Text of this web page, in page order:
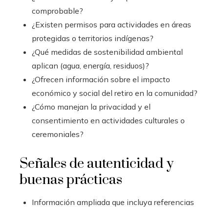
comprobable?
¿Existen permisos para actividades en áreas
protegidas o territorios indígenas?
¿Qué medidas de sostenibilidad ambiental
aplican (agua, energía, residuos)?
¿Ofrecen información sobre el impacto
económico y social del retiro en la comunidad?
¿Cómo manejan la privacidad y el
consentimiento en actividades culturales o
ceremoniales?
Señales de autenticidad y
buenas prácticas
Información ampliada que incluya referencias